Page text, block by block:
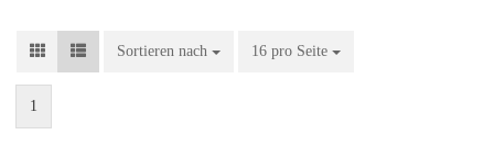
Sortieren nach
Sortieren nach 16 pro Seite
pro Seite
1